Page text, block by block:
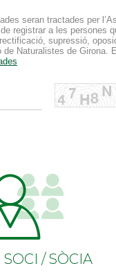
seran tractades per
registrar a les persones
supressió,
de Naturalistes de
SOCI / SÒCIA